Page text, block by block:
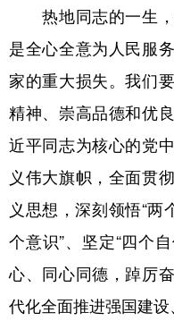
热地同志的一生，
是全心全意为人民服
家的重大损失。我们
精神、崇高品德和优
近平同志为核心的党
义伟大旗帜，全面贯
义思想，深刻领悟“两
个意识”、坚定“四个
心、同心同德，踔厉
代化全面推进强国建设